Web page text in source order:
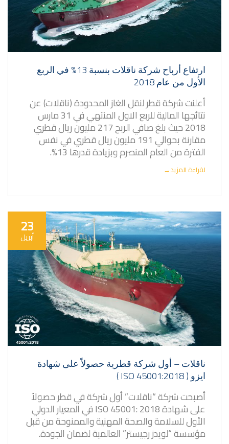
ارتفاع أرباح شركة ناقلات بنسبة 13% في الربع
الأول من عام 2018
أعلنت شركة قطر لنقل الغاز المحدودة (ناقلات) عن
نتائجها المالية للربع الاول المنتهي في 31 مارس
2018 حيث بلغ صافي الربح 217 مليون ريال قطري
مقارنة بحوالي 191 مليون ريال قطري في نفس
الفترة من العام المنصرم وبزيادة قدرها 13%.
لقراءة المزيد→
23
أبريل
ناقلات – أول شركة قطرية حصولاً على شهادة
ايزو ( ISO 45001:2018 )
أصبحت شركة “ناقلات” أول شركة في قطر حصولاُ
على شهادة ISO 45001: 2018 في المعيار الدولي
الأول للسلامة والصحة المهنية والممنوحة من قبل
مؤسسة “لويدز رجيستر” العالمية لضمان الجودة.